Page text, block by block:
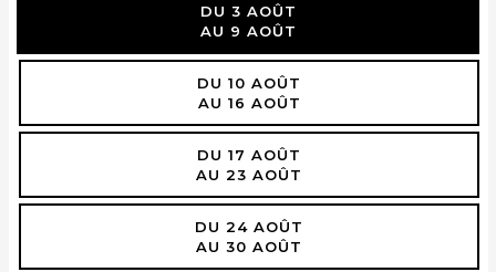
DU 3 AOÛT
AU 9 AOÛT
DU 10 AOÛT
AU 16 AOÛT
DU 17 AOÛT
AU 23 AOÛT
DU 24 AOÛT
AU 30 AOÛT